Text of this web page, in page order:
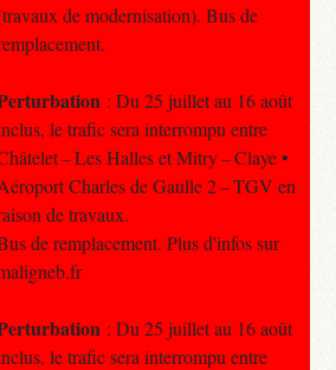
de modernisation). Bus de
: Du 25 juillet au 16 août
le trafic sera interrompu entre
– Les Halles et Mitry – Claye •
Charles de Gaulle 2 – TGV en
de travaux.
de remplacement. Plus d'infos sur
: Du 25 juillet au 16 août
le trafic sera interrompu entre